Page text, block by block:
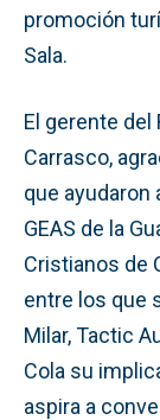
promoción
Sala.
El gerente del
Carrasco,
que ayudaron
GEAS de la
Cristianos de
entre los que
Milar, Tactic
Cola su
aspira a